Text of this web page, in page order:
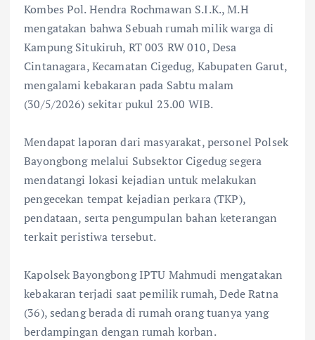
Kombes Pol. Hendra Rochmawan S.I.K., M.H
mengatakan bahwa Sebuah rumah milik warga di
Kampung Situkiruh, RT 003 RW 010, Desa
Cintanagara, Kecamatan Cigedug, Kabupaten Garut,
mengalami kebakaran pada Sabtu malam
(30/5/2026) sekitar pukul 23.00 WIB.
‎Mendapat laporan dari masyarakat, personel Polsek
Bayongbong melalui Subsektor Cigedug segera
mendatangi lokasi kejadian untuk melakukan
pengecekan tempat kejadian perkara (TKP),
pendataan, serta pengumpulan bahan keterangan
terkait peristiwa tersebut.
‎Kapolsek Bayongbong IPTU Mahmudi mengatakan
kebakaran terjadi saat pemilik rumah, Dede Ratna
(36), sedang berada di rumah orang tuanya yang
berdampingan dengan rumah korban.